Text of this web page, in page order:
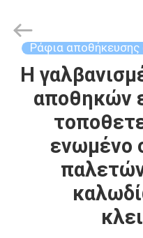
ΣΠΊΤΙ
ΠΡΟΪΌΝΤΑ
ΒΊΝΤΕΟ
ΠΕΡΊΠΟΥ
Ansheng
Display
Shelves
Co.,Ltd.
Ράφια
Η
αποθηκών
ενωμένο